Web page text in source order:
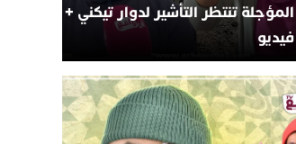
المؤجلة تنتظر التأشير لدوار تيكني +
فيديو